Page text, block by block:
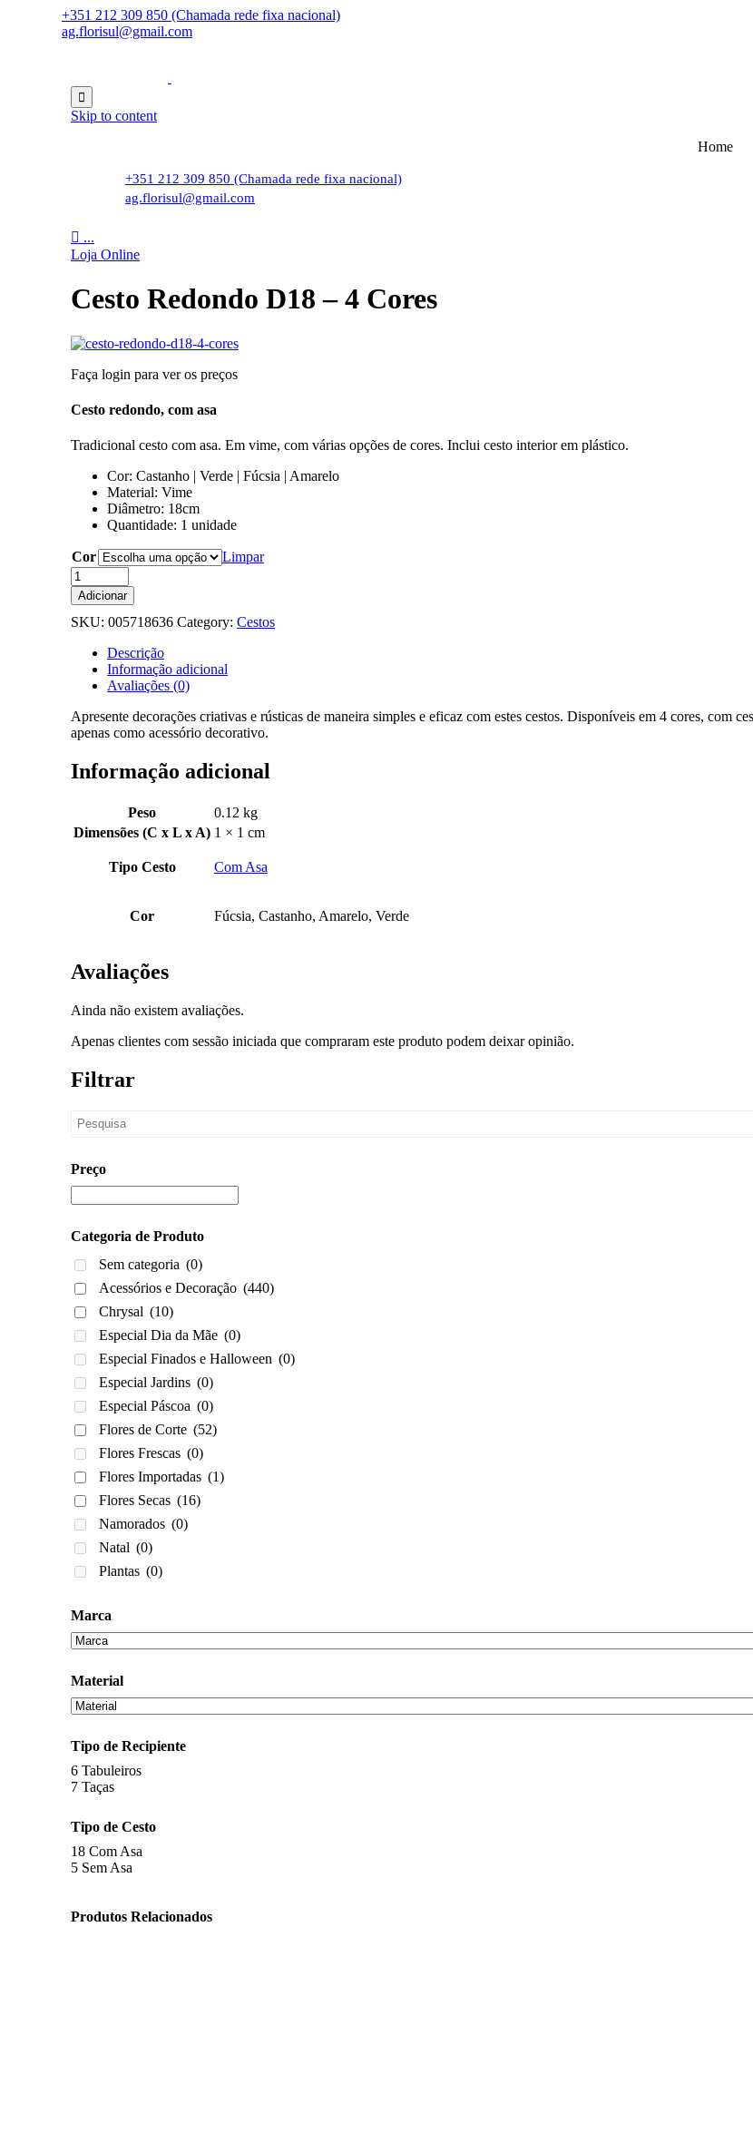
+351 212 309 850 (Chamada rede fixa nacional)
ag.florisul@gmail.com

Skip to content
Home
+351 212 309 850 (Chamada rede fixa nacional)
ag.florisul@gmail.com
 ...
Loja Online
Cesto Redondo D18 – 4 Cores
Faça login para ver os preços
Cesto redondo, com asa
Tradicional cesto com asa. Em vime, com várias opções de cores. Inclui cesto interior em plástico.
Cor: Castanho | Verde | Fúcsia | Amarelo
Material: Vime
Diâmetro: 18cm
Quantidade: 1 unidade
Cor
Limpar
Quantidade
de
Cesto
Redondo
Cores
Adicionar
SKU: 005718636 Category: Cestos
Descrição
Informação adicional
Avaliações (0)
Apresente decorações criativas e rústicas de maneira simples e eficaz com estes cestos. Disponíveis em 4 cores, com
apenas como acessório decorativo.
Informação adicional
Peso
0.12 kg
Dimensões (C x L x A) 1 × 1 cm
Tipo Cesto Com Asa
Cor Fúcsia, Castanho, Amarelo, Verde
Avaliações
Ainda não existem avaliações.
Apenas clientes com sessão iniciada que compraram este produto podem deixar opinião.
Filtrar
Preço
Categoria de Produto
Sem categoria (0)
Acessórios e Decoração (440)
Chrysal (10)
Especial Dia da Mãe (0)
Especial Finados e Halloween (0)
Especial Jardins (0)
Especial Páscoa (0)
Flores de Corte (52)
Flores Frescas (0)
Flores Importadas (1)
Flores Secas (16)
Namorados (0)
Natal (0)
Plantas (0)
Marca
Material
Tipo de Recipiente
6 Tabuleiros
7 Taças
Tipo de Cesto
18 Com Asa
5 Sem Asa
Produtos Relacionados